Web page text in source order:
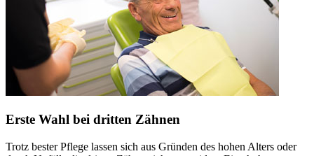
Erste Wahl bei dritten Zähnen
Trotz bester Pflege lassen sich aus Gründen des hohen Alters oder